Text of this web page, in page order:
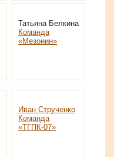
Татьяна Белкина
Команда
«Мезонин»
Иван Струченко
Команда
«ТГПК-07»